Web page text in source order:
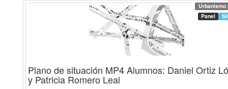
Urbanismo
Panel
Plano de situación MP4 Alumnos: Daniel Ortiz
y Patricia Romero Leal